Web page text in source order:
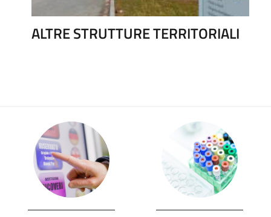
ALTRE STRUTTURE TERRITORIALI